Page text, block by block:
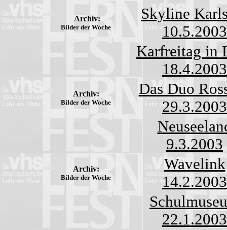
Archiv:
Bilder der Woche
Skyline
10.5.2003
Karfreitag in
18.4.2003
Archiv:
Bilder der Woche
Das Duo
29.3.2003
9.3.2003
Archiv:
Bilder der Woche
Wavelink
14.2.2003
22.1.2003